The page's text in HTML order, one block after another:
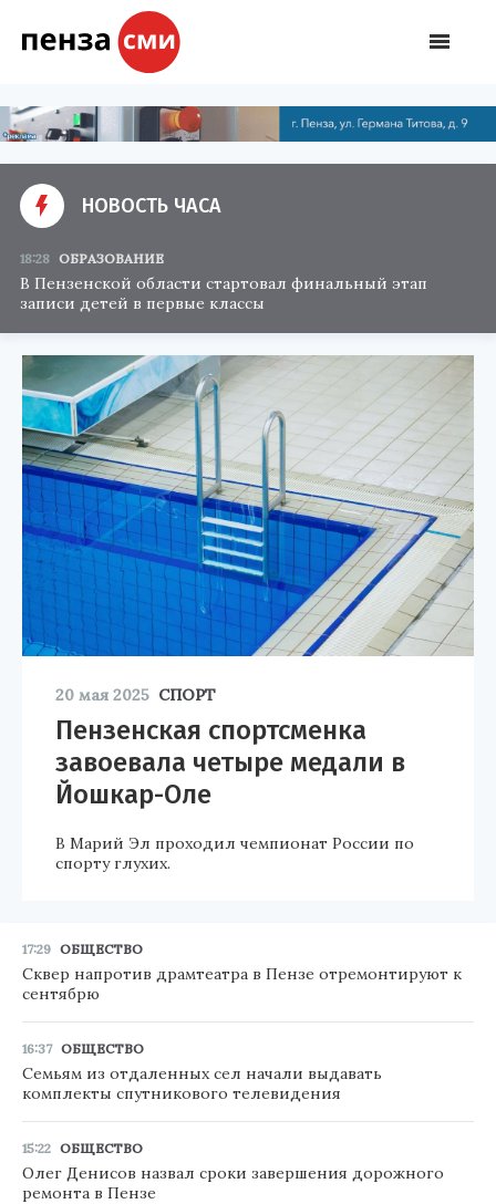
НОВОСТЬ ЧАСА
18:28 ОБРАЗОВАНИЕ
В Пензенской области стартовал финальный этап
записи детей в первые классы
20 мая 2025 СПОРТ
Пензенская спортсменка
завоевала четыре медали в
Йошкар-Оле
В Марий Эл проходил чемпионат России по
спорту глухих.
17:29 ОБЩЕСТВО
Сквер напротив драмтеатра в Пензе отремонтируют к
сентябрю
16:37 ОБЩЕСТВО
Семьям из отдаленных сел начали выдавать
комплекты спутникового телевидения
15:22 ОБЩЕСТВО
Олег Денисов назвал сроки завершения дорожного
ремонта в Пензе